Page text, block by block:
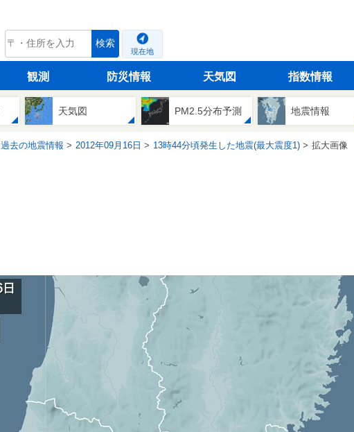
tenki.jp 検索
現在地
観測 防災情報 天気図 指数情報
天気図 PM2.5分布予測 地震情報
過去の地震情報 2012年09月16日 13時44分頃発生した地震(最大震度1) 拡大画像